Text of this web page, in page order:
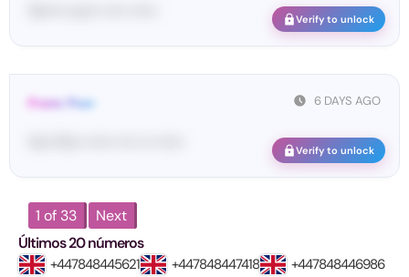
Verify to unlock
6 DAYS AGO
From: Pos•
Verify to unlock
1 of 33
Next
Últimos 20 números
+447848445621 +447848447418
+447848446986